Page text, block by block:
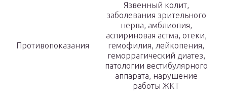
Противопоказания
Язвенный колит,
заболевания зрительного
нерва, амблиопия,
аспириновая астма, отеки,
гемофилия, лейкопения,
геморрагический диатез,
патологии вестибулярного
аппарата, нарушение
работы ЖКТ